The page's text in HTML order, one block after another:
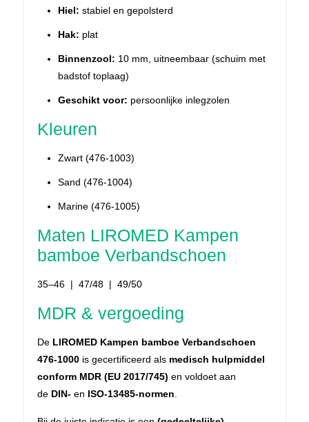
Hiel: stabiel en gepolsterd
Hak: plat
Binnenzool: 10 mm, uitneembaar (schuim met
badstof toplaag)
Geschikt voor: persoonlijke inlegzolen
Kleuren
Zwart (476-1003)
Sand (476-1004)
Marine (476-1005)
Maten LIROMED Kampen
bamboe Verbandschoen
35–46 | 47/48 | 49/50
MDR & vergoeding
De LIROMED Kampen bamboe Verbandschoen
476-1000 is gecertificeerd als medisch hulpmiddel
conform MDR (EU 2017/745) en voldoet aan
de DIN- en ISO-13485-normen